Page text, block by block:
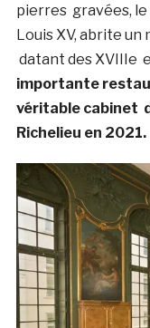
pierres gravées, le
Louis XV, abrite
datant des XVIIIe
importante
véritable cabinet
Richelieu en 2021.